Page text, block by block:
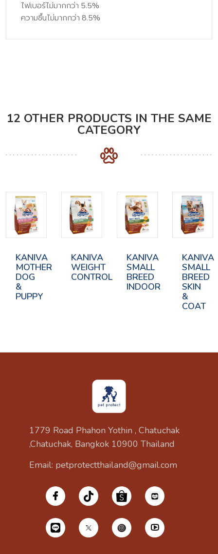
ไฟเบอร์ไม่มากกว่า 5.5%
ความชื้นไม่มากกว่า 8.5%
12 OTHER PRODUCTS IN THE SAME
CATEGORY
KANIVA
MOTHER
DOG
&
PUPPY
KANIVA
WEIGHT
CONTROL
KANIVA
SMALL
BREED
INDOOR
KANIVA
SMALL
BREED
SKIN
&
COAT
1779 Road Phahon Yothin , Chatuchak
,Chatuchak, Bangkok 10900 Thailand
Email: petprotectthailand@gmail.com